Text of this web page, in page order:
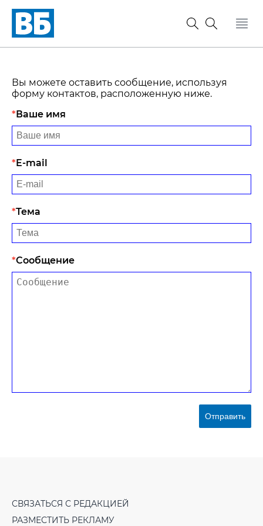
Вы можете оставить сообщение, используя
форму контактов, расположенную ниже.
Ваше имя
E-mail
Тема
Сообщение
Отправить
СВЯЗАТЬСЯ С РЕДАКЦИЕЙ
РАЗМЕСТИТЬ РЕКЛАМУ